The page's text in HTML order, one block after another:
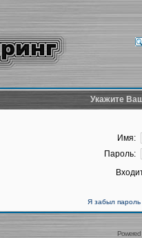
Укажите
Имя:
Пароль:
Я забыл пароль